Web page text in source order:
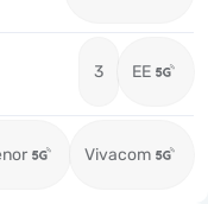
3 EE
Vivacom